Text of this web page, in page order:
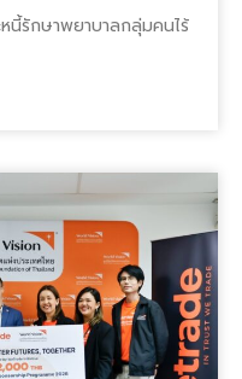
รักษาพยาบาลกลุ่มคนไร้